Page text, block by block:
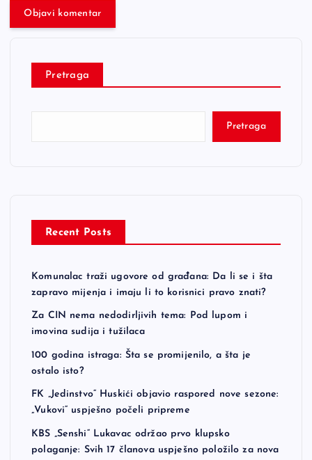
Pretraga
Pretraga
Recent Posts
Komunalac traži ugovore od građana: Da li se i šta
zapravo mijenja i imaju li to korisnici pravo znati?
Za CIN nema nedodirljivih tema: Pod lupom i
imovina sudija i tužilaca
100 godina istraga: Šta se promijenilo, a šta je
ostalo isto?
FK „Jedinstvo“ Huskići objavio raspored nove sezone:
„Vukovi“ uspješno počeli pripreme
KBS „Senshi“ Lukavac održao prvo klupsko
polaganje: Svih 17 članova uspješno položilo za nova